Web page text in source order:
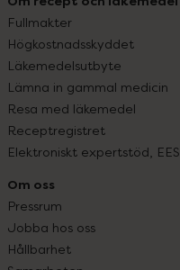
Fullmakter
Högkostnadsskyddet
Läkemedelsutbyte
Lämna in gammal medicin
Resa med läkemedel
Receptregistret
Elektroniskt expertstöd, EES
Om oss
Pressrum
Jobba hos oss
Hållbarhet